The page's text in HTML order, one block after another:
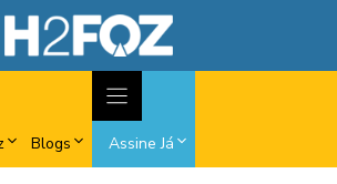
Blogs Assine Já